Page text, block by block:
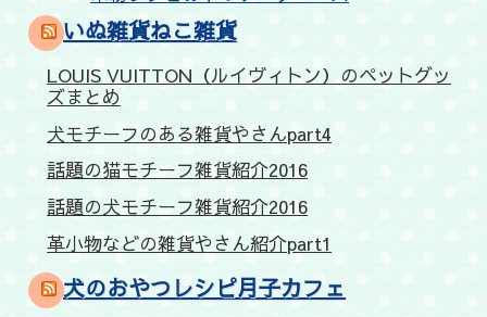
いぬ雑貨ねこ雑貨
LOUIS VUITTON（ルイヴィトン）のペットグッ
ズまとめ
犬モチーフのある雑貨やさんpart4
話題の猫モチーフ雑貨紹介2016
話題の犬モチーフ雑貨紹介2016
革小物などの雑貨やさん紹介part1
犬のおやつレシピ月子カフェ